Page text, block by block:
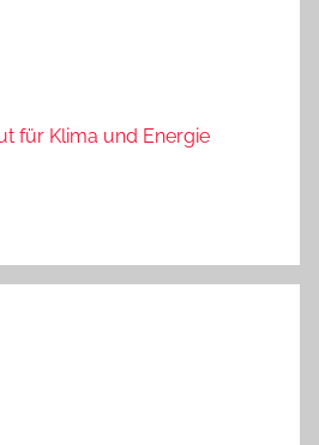
für Klima und Energie